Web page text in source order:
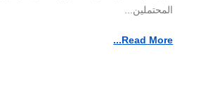
المحتملين...
Read More...